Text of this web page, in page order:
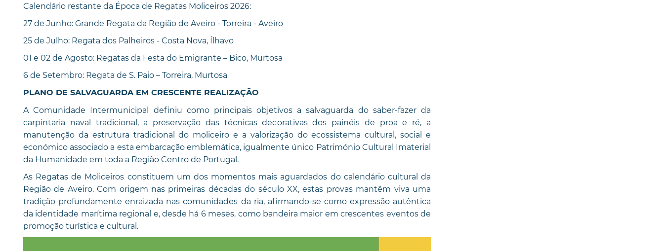
Calendário restante da Época de Regatas Moliceiros 2026:
27 de Junho: Grande Regata da Região de Aveiro - Torreira - Aveiro
25 de Julho: Regata dos Palheiros - Costa Nova, Ílhavo
01 e 02 de Agosto: Regatas da Festa do Emigrante – Bico, Murtosa
6 de Setembro: Regata de S. Paio – Torreira, Murtosa
PLANO DE SALVAGUARDA EM CRESCENTE REALIZAÇÃO
A Comunidade Intermunicipal definiu como principais objetivos a salvaguarda do saber-fazer da
carpintaria naval tradicional, a preservação das técnicas decorativas dos painéis de proa e ré, a
manutenção da estrutura tradicional do moliceiro e a valorização do ecossistema cultural, social e
económico associado a esta embarcação emblemática, igualmente único Património Cultural Imaterial
da Humanidade em toda a Região Centro de Portugal.
As Regatas de Moliceiros constituem um dos momentos mais aguardados do calendário cultural da
Região de Aveiro. Com origem nas primeiras décadas do século XX, estas provas mantêm viva uma
tradição profundamente enraizada nas comunidades da ria, afirmando-se como expressão autêntica
da identidade marítima regional e, desde há 6 meses, como bandeira maior em crescentes eventos de
promoção turística e cultural.